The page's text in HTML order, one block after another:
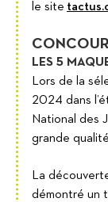
le site
LES 5
Lors de la
2024 dans
National des
grande
La
démontré un